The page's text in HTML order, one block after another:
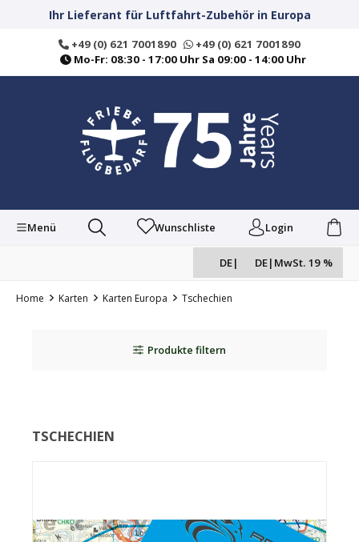
springenIhr Lieferant für Luftfahrt-Zubehör in Europa
+49 (0) 621 7001890
+49 (0) 621 7001890
Mo-Fr: 08:30 - 17:00 Uhr Sa 09:00 - 14:00 Uhr
Menü Wunschliste Login
DE| DE| MwSt. 19 %
Home Karten Karten Europa Tschechien
Produkte filtern
TSCHECHIEN